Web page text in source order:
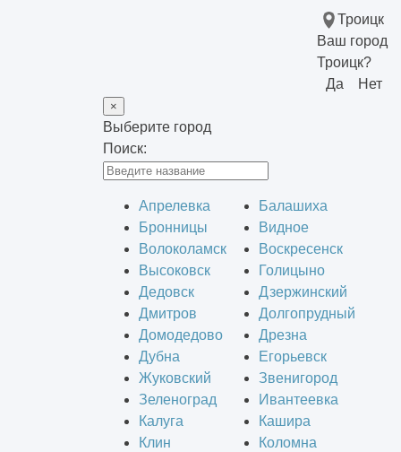
Троицк
Ваш город
Троицк?
Да
Нет
×
Выберите город
Поиск:
Апрелевка
Балашиха
Бронницы
Видное
Волоколамск
Воскресенск
Высоковск
Голицыно
Дедовск
Дзержинский
Дмитров
Долгопрудный
Домодедово
Дрезна
Дубна
Егорьевск
Жуковский
Звенигород
Зеленоград
Ивантеевка
Калуга
Кашира
Клин
Коломна